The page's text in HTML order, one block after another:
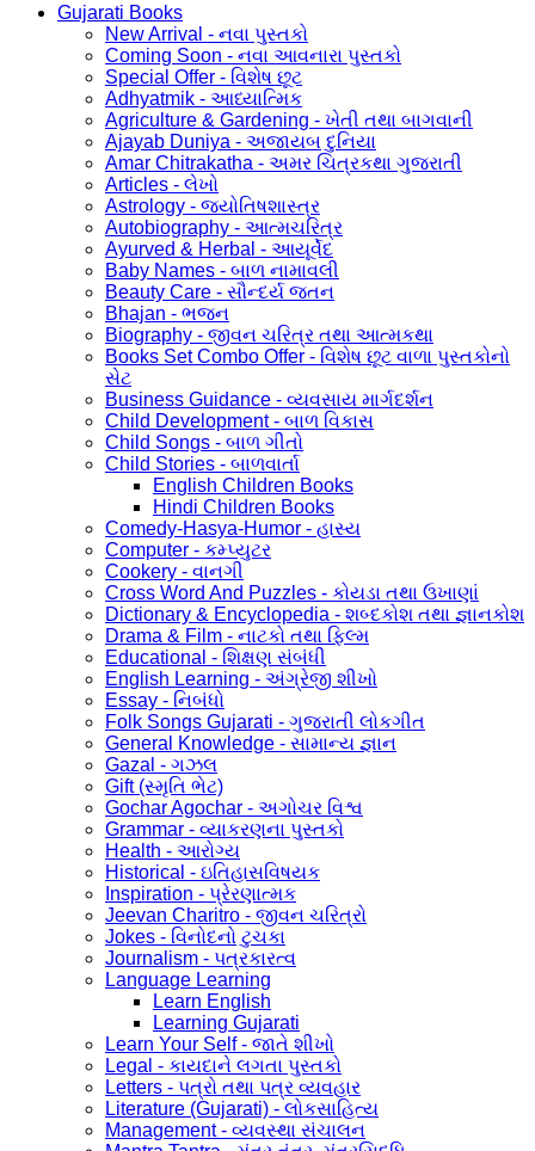
Gujarati Books
New Arrival - નવા પુસ્તકો
Coming Soon - નવા આવનારા પુસ્તકો
Special Offer - વિશેષ છૂટ
Adhyatmik - આધ્યાત્મિક
Agriculture & Gardening - ખેતી તથા બાગવાની
Ajayab Duniya - અજાયબ દુનિયા
Amar Chitrakatha - અમર ચિત્રકથા ગુજરાતી
Articles - લેખો
Astrology - જ્યોતિષશાસ્ત્ર
Autobiography - આત્મચરિત્ર
Ayurved & Herbal - આયૂર્વેદ
Baby Names - બાળ નામાવલી
Beauty Care - સૌન્દર્ય જતન
Bhajan - ભજન
Biography - જીવન ચરિત્ર તથા આત્મકથા
Books Set Combo Offer - વિશેષ છૂટ વાળા પુસ્તકોનો
સેટ
Business Guidance - વ્યવસાય માર્ગદર્શન
Child Development - બાળ વિકાસ
Child Songs - બાળ ગીતો
Child Stories - બાળવાર્તા
English Children Books
Hindi Children Books
Comedy-Hasya-Humor - હાસ્ય
Computer - કમ્પ્યુટર
Cookery - વાનગી
Cross Word And Puzzles - કોયડા તથા ઉખાણાં
Dictionary & Encyclopedia - શબ્દકોશ તથા જ્ઞાનકોશ
Drama & Film - નાટકો તથા ફિલ્મ
Educational - શિક્ષણ સંબંધી
English Learning - અંગ્રેજી શીખો
Essay - નિબંધો
Folk Songs Gujarati - ગુજરાતી લોકગીત
General Knowledge - સામાન્ય જ્ઞાન
Gazal - ગઝલ
Gift (સ્મૃતિ ભેટ)
Gochar Agochar - અગોચર વિશ્વ
Grammar - વ્યાકરણના પુસ્તકો
Health - આરોગ્ય
Historical - ઇતિહાસવિષયક
Inspiration - પ્રેરણાત્મક
Jeevan Charitro - જીવન ચરિત્રો
Jokes - વિનોદનો ટુચકા
Journalism - પત્રકારત્વ
Language Learning
Learn English
Learning Gujarati
Learn Your Self - જાતે શીખો
Legal - કાયદાને લગતા પુસ્તકો
Letters - પત્રો તથા પત્ર વ્યવહાર
Literature (Gujarati) - લોકસાહિત્ય
Management - વ્યવસ્થા સંચાલન